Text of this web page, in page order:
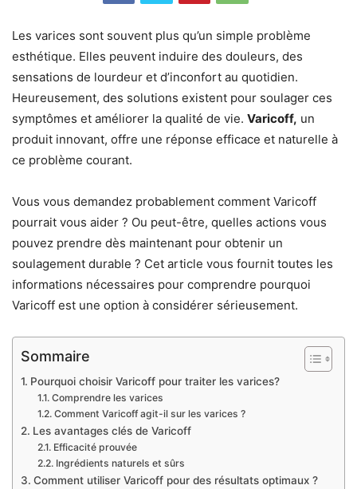
Les varices sont souvent plus qu’un simple problème
esthétique. Elles peuvent induire des douleurs, des
sensations de lourdeur et d’inconfort au quotidien.
Heureusement, des solutions existent pour soulager ces
symptômes et améliorer la qualité de vie. Varicoff, un
produit innovant, offre une réponse efficace et naturelle à
ce problème courant.
Vous vous demandez probablement comment Varicoff
pourrait vous aider ? Ou peut-être, quelles actions vous
pouvez prendre dès maintenant pour obtenir un
soulagement durable ? Cet article vous fournit toutes les
informations nécessaires pour comprendre pourquoi
Varicoff est une option à considérer sérieusement.
Sommaire
Pourquoi choisir Varicoff pour traiter les varices?
Comprendre les varices
Comment Varicoff agit-il sur les varices ?
Les avantages clés de Varicoff
Efficacité prouvée
Ingrédients naturels et sûrs
Comment utiliser Varicoff pour des résultats optimaux ?